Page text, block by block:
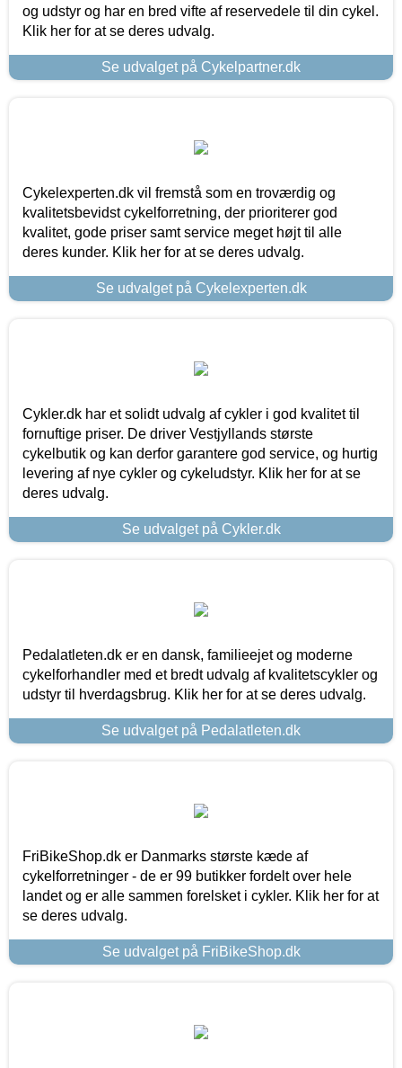
og udstyr og har en bred vifte af reservedele til din cykel.
Klik her for at se deres udvalg.
Se udvalget på Cykelpartner.dk
Cykelexperten.dk vil fremstå som en troværdig og
kvalitetsbevidst cykelforretning, der prioriterer god
kvalitet, gode priser samt service meget højt til alle
deres kunder. Klik her for at se deres udvalg.
Se udvalget på Cykelexperten.dk
Cykler.dk har et solidt udvalg af cykler i god kvalitet til
fornuftige priser. De driver Vestjyllands største
cykelbutik og kan derfor garantere god service, og hurtig
levering af nye cykler og cykeludstyr. Klik her for at se
deres udvalg.
Se udvalget på Cykler.dk
Pedalatleten.dk er en dansk, familieejet og moderne
cykelforhandler med et bredt udvalg af kvalitetscykler og
udstyr til hverdagsbrug. Klik her for at se deres udvalg.
Se udvalget på Pedalatleten.dk
FriBikeShop.dk er Danmarks største kæde af
cykelforretninger - de er 99 butikker fordelt over hele
landet og er alle sammen forelsket i cykler. Klik her for at
se deres udvalg.
Se udvalget på FriBikeShop.dk